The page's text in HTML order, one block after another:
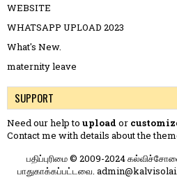
WEBSITE
WHATSAPP UPLOAD 2023
What's New.
maternity leave
SUPPORT
Need our help to upload or
Contact me with details about the
பதிப்புரிமை © 2009-2024
பாதுகாக்கப்பட்டவை.